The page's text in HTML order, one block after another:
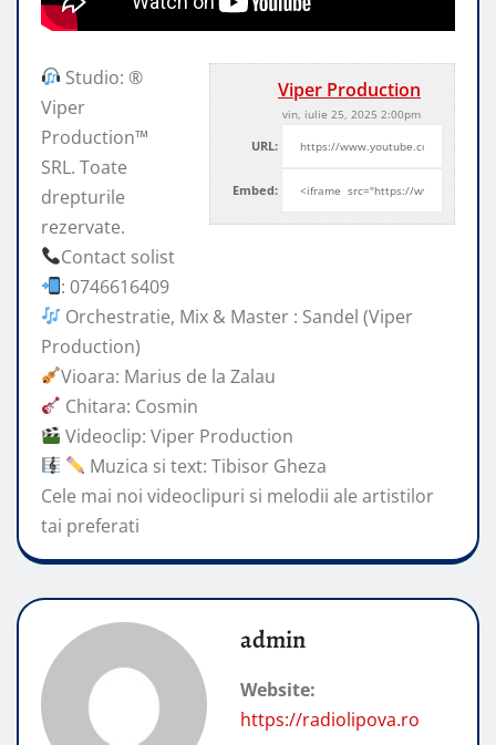
Viper Production
vin, iulie 25, 2025 2:00pm
URL:
Embed:
Studio: ®
Viper
Production™
SRL. Toate
drepturile
rezervate.
Contact solist
: 0746616409
Orchestratie, Mix & Master : Sandel (Viper
Production)
Vioara: Marius de la Zalau
Chitara: Cosmin
Videoclip: Viper Production
Muzica si text: Tibisor Gheza
Cele mai noi videoclipuri si melodii ale artistilor
tai preferati
admin
Website:
https://radiolipova.ro